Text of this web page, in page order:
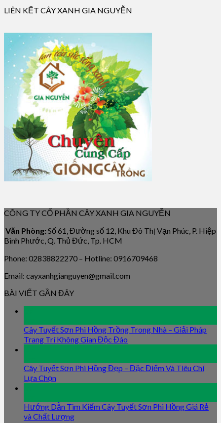
LIÊN KẾT CÂY XANH GIA NGUYỄN
CÔNG TY CỔ PHẦN CÂY XANH GIA NGUYỄN
Văn Phòng: Số 61, Đường số 12, Khu Đô Thị Vạn Phúc, P. Hiệp
Bình Phước, Q. Thủ Đức, Tp. HCM
Phone: 02838822270 – Hotline: 0916709468
Email: cayxanhgianguyen@gmail.com
BÀI VIẾT GẦN ĐÂY
Cây Tuyết Sơn Phi Hồng Trồng Trong Nhà – Giải Pháp
Trang Trí Không Gian Độc Đáo
Cây Tuyết Sơn Phi Hồng Đẹp – Đặc Điểm Và Tiêu Chí
Lựa Chọn
Hướng Dẫn Tìm Kiếm Cây Tuyết Sơn Phi Hồng Giá Rẻ
và Chất Lượng